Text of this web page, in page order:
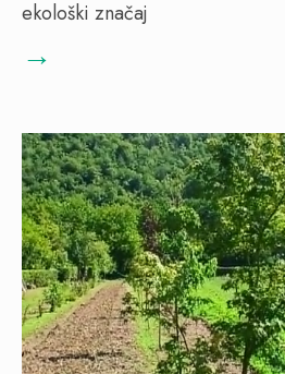
ekološki značaj
→